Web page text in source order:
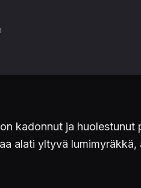
kadonnut ja huolestunut
alati yltyvä